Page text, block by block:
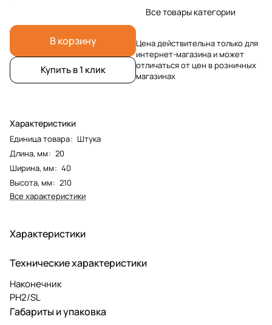
В корзину
Купить в 1 клик
Характеристики
Единица товара: Штука
Длина, мм: 20
Ширина, мм: 40
Высота, мм: 210
Все характеристики
Все товары категории
Цена действительна только для
интернет-магазина и может
отличаться от цен в розничных
магазинах
Характеристики
Технические характеристики
Наконечник
PH2/SL
Габариты и упаковка